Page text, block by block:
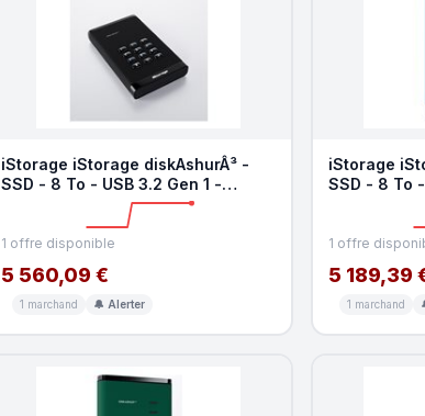
iStorage iStorage diskAshurÂ³ -
SSD - 8 To - USB 3.2 Gen 1 -
1 offre disponible
5 560,09 €
1 marchand 🔔 Alerter
iStorage
SSD - 8 To
1 offre
5 189,39
1 marchand